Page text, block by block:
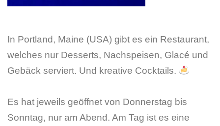
In Portland, Maine (USA) gibt es ein Restaurant,
welches nur Desserts, Nachspeisen, Glacé und
Gebäck serviert. Und kreative Cocktails.
Es hat jeweils geöffnet von Donnerstag bis
Sonntag, nur am Abend. Am Tag ist es eine